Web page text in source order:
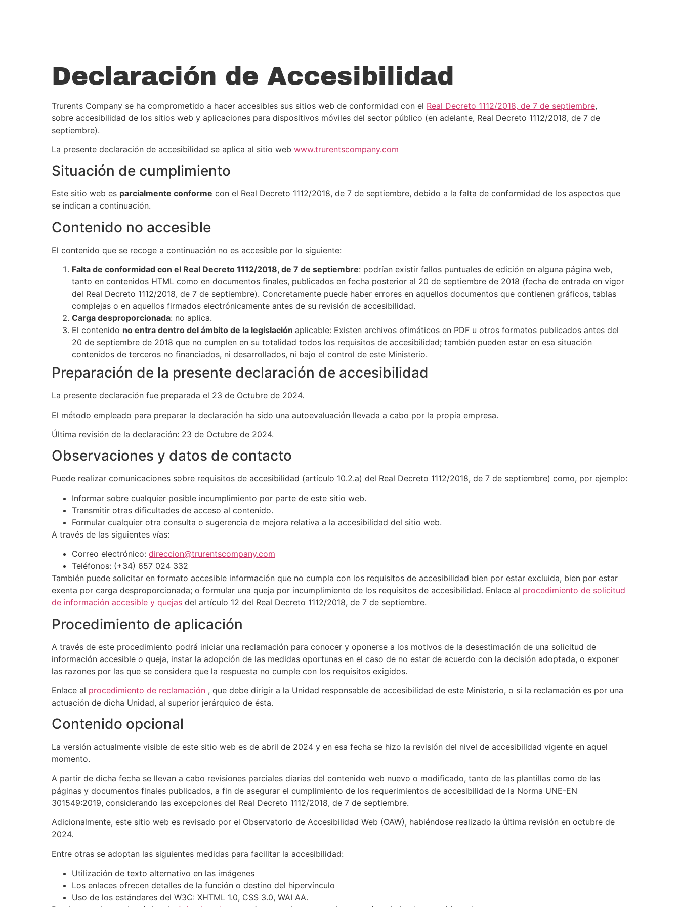
Declaración de Accesibilidad
Trurents Company se ha comprometido a hacer accesibles sus sitios web de conformidad con el Real Decreto 1112/2018, de 7 de septiembre,
sobre accesibilidad de los sitios web y aplicaciones para dispositivos móviles del sector público (en adelante, Real Decreto 1112/2018, de 7 de
septiembre).
La presente declaración de accesibilidad se aplica al sitio web www.trurentscompany.com
Situación de cumplimiento
Este sitio web es parcialmente conforme con el Real Decreto 1112/2018, de 7 de septiembre, debido a la falta de conformidad de los aspectos que
se indican a continuación.
Contenido no accesible
El contenido que se recoge a continuación no es accesible por lo siguiente:
Falta de conformidad con el Real Decreto 1112/2018, de 7 de septiembre: podrían existir fallos puntuales de edición en alguna página web,
tanto en contenidos HTML como en documentos finales, publicados en fecha posterior al 20 de septiembre de 2018 (fecha de entrada en vigor
del Real Decreto 1112/2018, de 7 de septiembre). Concretamente puede haber errores en aquellos documentos que contienen gráficos, tablas
complejas o en aquellos firmados electrónicamente antes de su revisión de accesibilidad.
Carga desproporcionada: no aplica.
El contenido no entra dentro del ámbito de la legislación aplicable: Existen archivos ofimáticos en PDF u otros formatos publicados antes del
20 de septiembre de 2018 que no cumplen en su totalidad todos los requisitos de accesibilidad; también pueden estar en esa situación
contenidos de terceros no financiados, ni desarrollados, ni bajo el control de este Ministerio.
Preparación de la presente declaración de accesibilidad
La presente declaración fue preparada el 23 de Octubre de 2024.
El método empleado para preparar la declaración ha sido una autoevaluación llevada a cabo por la propia empresa.
Última revisión de la declaración: 23 de Octubre de 2024.
Observaciones y datos de contacto
Puede realizar comunicaciones sobre requisitos de accesibilidad (artículo 10.2.a) del Real Decreto 1112/2018, de 7 de septiembre) como, por ejemplo:
Informar sobre cualquier posible incumplimiento por parte de este sitio web.
Transmitir otras dificultades de acceso al contenido.
Formular cualquier otra consulta o sugerencia de mejora relativa a la accesibilidad del sitio web.
A través de las siguientes vías:
Correo electrónico: direccion@trurentscompany.com
Teléfonos: (+34) 657 024 332
También puede solicitar en formato accesible información que no cumpla con los requisitos de accesibilidad bien por estar excluida, bien por estar
exenta por carga desproporcionada; o formular una queja por incumplimiento de los requisitos de accesibilidad. Enlace al procedimiento de solicitud
de información accesible y quejas del artículo 12 del Real Decreto 1112/2018, de 7 de septiembre.
Procedimiento de aplicación
A través de este procedimiento podrá iniciar una reclamación para conocer y oponerse a los motivos de la desestimación de una solicitud de
información accesible o queja, instar la adopción de las medidas oportunas en el caso de no estar de acuerdo con la decisión adoptada, o exponer
las razones por las que se considera que la respuesta no cumple con los requisitos exigidos.
Enlace al procedimiento de reclamación , que debe dirigir a la Unidad responsable de accesibilidad de este Ministerio, o si la reclamación es por una
actuación de dicha Unidad, al superior jerárquico de ésta.
Contenido opcional
La versión actualmente visible de este sitio web es de abril de 2024 y en esa fecha se hizo la revisión del nivel de accesibilidad vigente en aquel
momento.
A partir de dicha fecha se llevan a cabo revisiones parciales diarias del contenido web nuevo o modificado, tanto de las plantillas como de las
páginas y documentos finales publicados, a fin de asegurar el cumplimiento de los requerimientos de accesibilidad de la Norma UNE-EN
301549:2019, considerando las excepciones del Real Decreto 1112/2018, de 7 de septiembre.
Adicionalmente, este sitio web es revisado por el Observatorio de Accesibilidad Web (OAW), habiéndose realizado la última revisión en octubre de
2024.
Entre otras se adoptan las siguientes medidas para facilitar la accesibilidad:
Utilización de texto alternativo en las imágenes
Los enlaces ofrecen detalles de la función o destino del hipervínculo
Uso de los estándares del W3C: XHTML 1.0, CSS 3.0, WAI AA.